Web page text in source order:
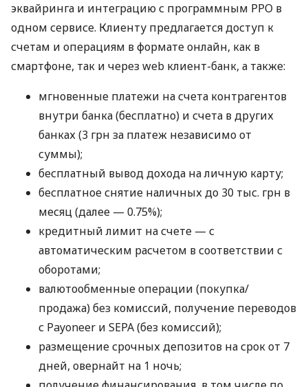
эквайринга и интеграцию с программным РРО в
одном сервисе. Клиенту предлагается доступ к
счетам и операциям в формате онлайн, как в
смартфоне, так и через web клиент-банк, а также:
мгновенные платежи на счета контрагентов
внутри банка (бесплатно) и счета в других
банках (3 грн за платеж независимо от
суммы);
бесплатный вывод дохода на личную карту;
бесплатное снятие наличных до 30 тыс. грн в
месяц (далее — 0.75%);
кредитный лимит на счете — с
автоматическим расчетом в соответствии с
оборотами;
валютообменные операции (покупка/
продажа) без комиссий, получение переводов
с Payoneer и SEPA (без комиссий);
размещение срочных депозитов на срок от 7
дней, овернайт на 1 ночь;